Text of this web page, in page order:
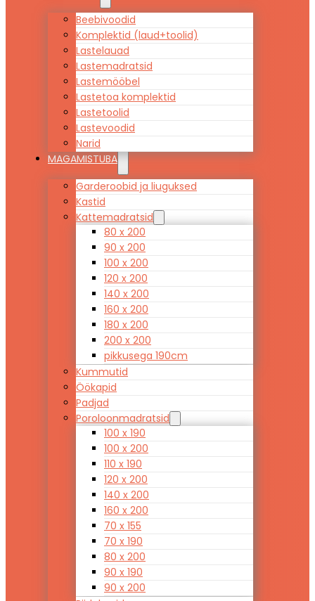
Beebivoodid
Komplektid (laud+toolid)
Lastelauad
Lastemadratsid
Lastemööbel
Lastetoa komplektid
Lastetoolid
Lastevoodid
Narid
MAGAMISTUBA
Garderoobid ja liuguksed
Kastid
Kattemadratsid
80 x 200
90 x 200
100 x 200
120 x 200
140 x 200
160 x 200
180 x 200
200 x 200
pikkusega 190cm
Kummutid
Öökapid
Padjad
Poroloonmadratsid
100 x 190
100 x 200
110 x 190
120 x 200
140 x 200
160 x 200
70 x 155
70 x 190
80 x 200
90 x 190
90 x 200